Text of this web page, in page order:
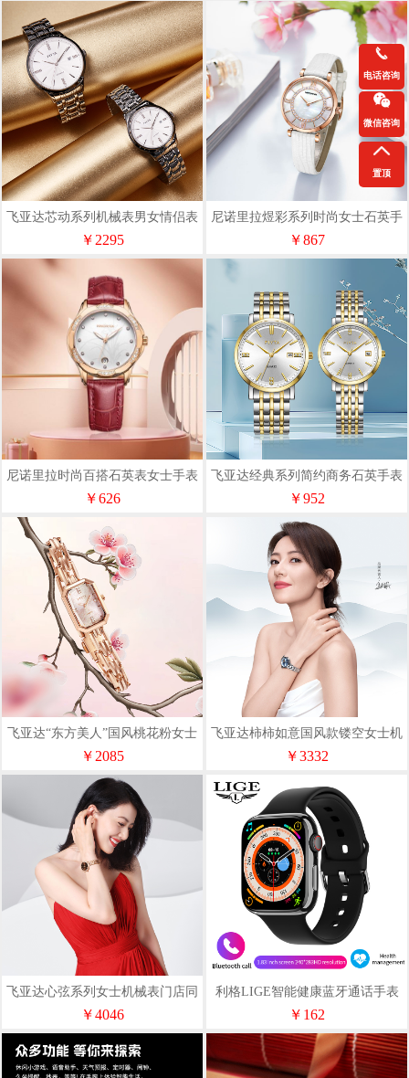
飞亚达芯动系列机械表男女情侣表
G/LA520003.WWW
￥2295
尼诺里拉煜彩系列时尚女士石英手
表11085
￥867
尼诺里拉时尚百搭石英表女士手表
11056兰花红
￥626
飞亚达经典系列简约商务石英手表
JG/L001888.TWT
￥952
飞亚达“东方美人”国风桃花粉女士
石英表L865039.PFP
￥2085
飞亚达柿柿如意国风款镂空女士机
械表LA865022.WLW
￥3332
飞亚达心弦系列女士机械表门店同
款LA869009.PKPH
￥4046
利格LIGE智能健康蓝牙通话手表
BW0445
￥162
电话咨询
微信咨询
置顶